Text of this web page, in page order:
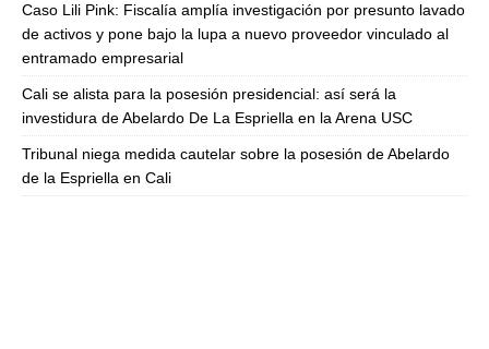
Caso Lili Pink: Fiscalía amplía investigación por presunto lavado
de activos y pone bajo la lupa a nuevo proveedor vinculado al
entramado empresarial
Cali se alista para la posesión presidencial: así será la
investidura de Abelardo De La Espriella en la Arena USC
Tribunal niega medida cautelar sobre la posesión de Abelardo
de la Espriella en Cali